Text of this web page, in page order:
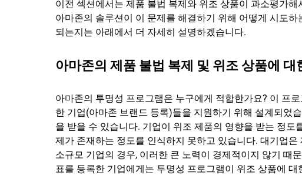
이전 섹션에서는 제품 불법 복제와 위조 상품이 과소평가
아마존의 솔루션이 이 문제를 해결하기 위해 어떻게 시도
되는지는 아래에서 더 자세히 설명하겠습니다.
아마존의 제품 불법 복제 및 위조 상품에 대
아마존의 투명성 프로그램은 누구에게 적합한가요? 이 프
한 기업(아마존 브랜드 등록)들을 지원하기 위해 설계되었
을 받을 수 있습니다. 기업이 위조 제품의 영향을 받는 정
제가 존재하는 정도를 인식하지 못하고 있습니다. 대기업
소규모 기업의 경우, 이러한 큰 노력이 경제적이지 않기 때
표를 등록한 기업에게는 투명성 프로그램이 위조 상품에